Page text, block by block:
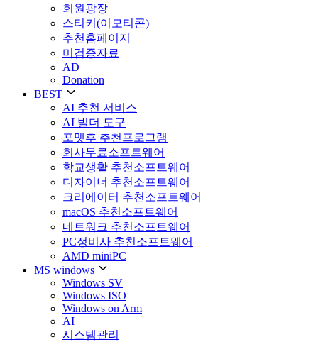
회원광장
스티커(이모티콘)
추천홈페이지
미검증자료
AD
Donation
BEST
AI 추천 서비스
AI 빌더 도구
포맷후 추천프로그램
회사무료소프트웨어
학교생활 추천소프트웨어
디자이너 추천소프트웨어
크리에이터 추천소프트웨어
macOS 추천소프트웨어
네트워크 추천소프트웨어
PC정비사 추천소프트웨어
AMD miniPC
MS windows
Windows SV
Windows ISO
Windows on Arm
AI
시스템관리